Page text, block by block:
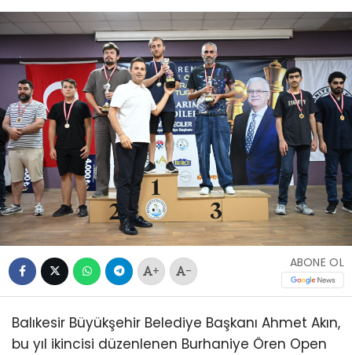
+ -
ABONE OL
Balıkesir Büyükşehir Belediye Başkanı Ahmet Akın,
bu yıl ikincisi düzenlenen Burhaniye Ören Open